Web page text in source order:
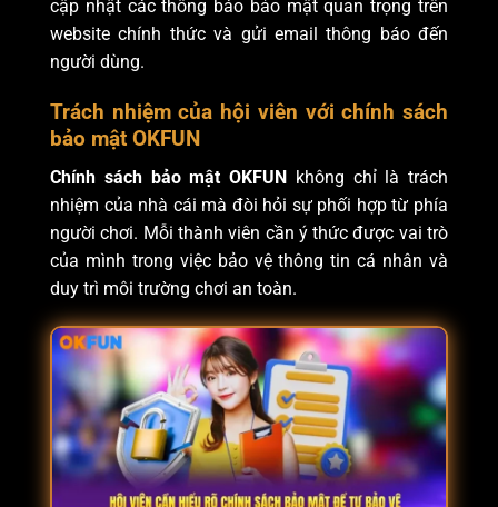
cập nhật các thông báo bảo mật quan trọng trên
website chính thức và gửi email thông báo đến
người dùng.
Trách nhiệm của hội viên với chính sách
bảo mật OKFUN
Chính sách bảo mật OKFUN không chỉ là trách
nhiệm của nhà cái mà đòi hỏi sự phối hợp từ phía
người chơi. Mỗi thành viên cần ý thức được vai trò
của mình trong việc bảo vệ thông tin cá nhân và
duy trì môi trường chơi an toàn.